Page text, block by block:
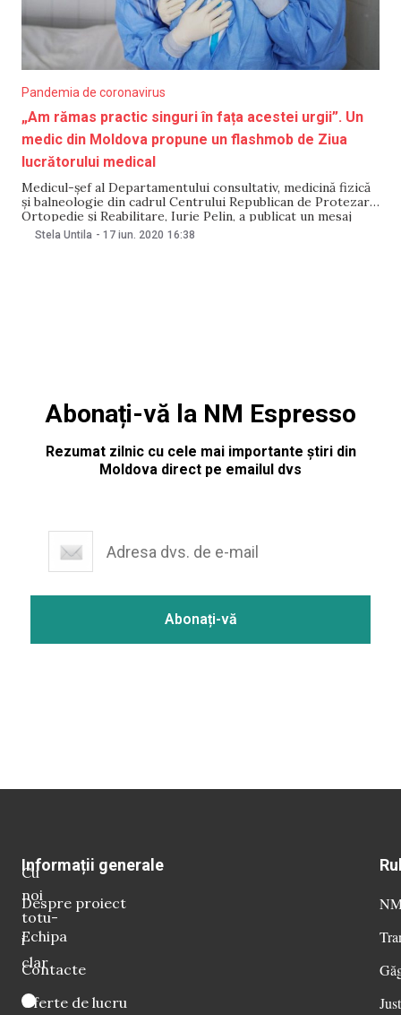
Pandemia de coronavirus
„Am rămas practic singuri în fața acestei urgii”. Un
medic din Moldova propune un flashmob de Ziua
lucrătorului medical
Medicul-șef al Departamentului consultativ, medicină fizică
și balneologie din cadrul Centrului Republican de Protezare,
Ortopedie și Reabilitare, Iurie Pelin, a publicat un mesaj
emoționant pentru colegii săi de breaslă, în contextul Zilei
Stela Untila - 17 iun. 2020 16:38
Abonați-vă la NM Espresso
Rezumat zilnic cu cele mai importante știri din
Moldova direct pe emailul dvs
Cu
noi
totu-
i
clar
Informații generale
Despre proiect
Echipa
Contacte
Oferte de lucru